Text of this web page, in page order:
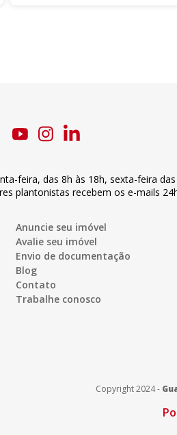
feira,das 8h às 18h,sexta-feira
plantonistas recebem os e-mails
Anuncie seu imóvel
Avalie seu imóvel
Envio de documentação
Blog
Contato
Trabalhe conosco
Copyright 2024 -